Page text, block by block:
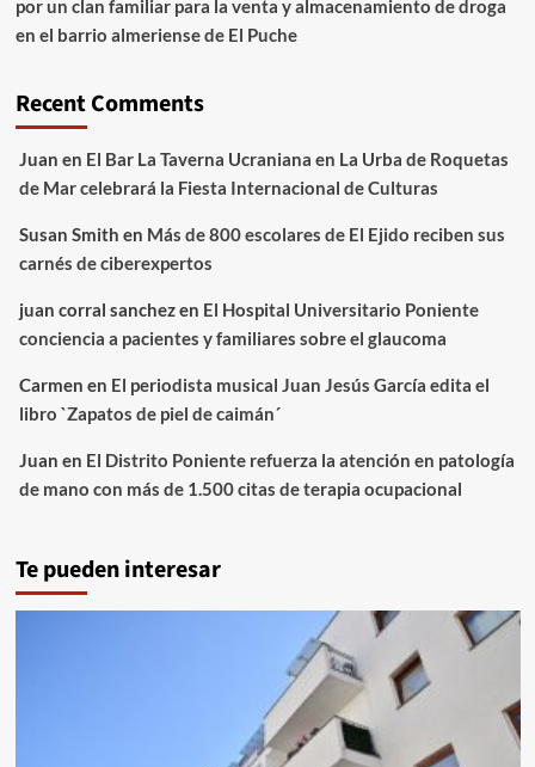
por un clan familiar para la venta y almacenamiento de droga
en el barrio almeriense de El Puche
Recent Comments
Juan en El Bar La Taverna Ucraniana en La Urba de Roquetas
de Mar celebrará la Fiesta Internacional de Culturas
Susan Smith en Más de 800 escolares de El Ejido reciben sus
carnés de ciberexpertos
juan corral sanchezen El Hospital Universitario Poniente
conciencia a pacientes y familiares sobre el glaucoma
Carmen en El periodista musical Juan Jesús García edita el
libro `Zapatos de piel de caimán´
Juan en El Distrito Poniente refuerza la atención en patología
de mano con más de 1.500 citas de terapia ocupacional
Te pueden interesar